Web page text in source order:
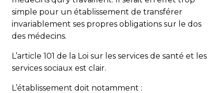
simple pour un établissement de transférer
invariablement ses propres obligations sur le dos
des médecins.
L’article 101 de la Loi sur les services de santé et les
services sociaux est clair.
L’établissement doit notamment :